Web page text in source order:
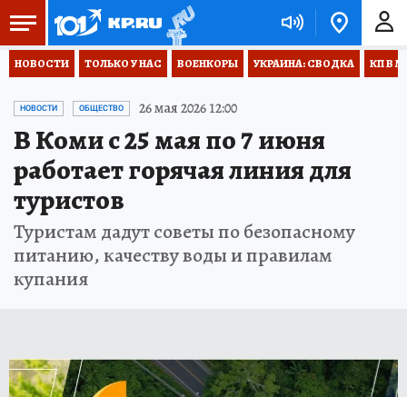
НОВОСТИ ТОЛЬКО У НАС ВОЕНКОРЫ УКРАИНА: СВОДКА КП В
НОВОСТИ ОБЩЕСТВО 26 мая 2026 12:00
В Коми с 25 мая по 7 июня
работает горячая линия для
туристов
Туристам дадут советы по безопасному
питанию, качеству воды и правилам
купания